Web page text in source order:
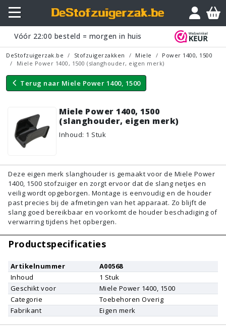
Vóór 22:00 besteld = morgen in huis
DeStofzuigerzak.be Stofzuigerzakken Miele
Power 1400, 1500
Miele Power 1400, 1500 (slanghouder, eigen merk)
Terug naar Miele Power 1400, 1500
Miele Power 1400, 1500
(slanghouder, eigen merk)
Inhoud: 1 Stuk
Vraagje?
Deze eigen merk slanghouder is gemaakt voor de Miele Power
1400, 1500 stofzuiger en zorgt ervoor dat de slang netjes en
veilig wordt opgeborgen. Montage is eenvoudig en de houder
past precies bij de afmetingen van het apparaat. Zo blijft de
slang goed bereikbaar en voorkomt de houder beschadiging of
verwarring tijdens het opbergen.
Productspecificaties
Artikelnummer
A00568
Inhoud
1 Stuk
Geschikt voor
Miele Power 1400, 1500
Categorie
Toebehoren Overig
Fabrikant
Eigen merk